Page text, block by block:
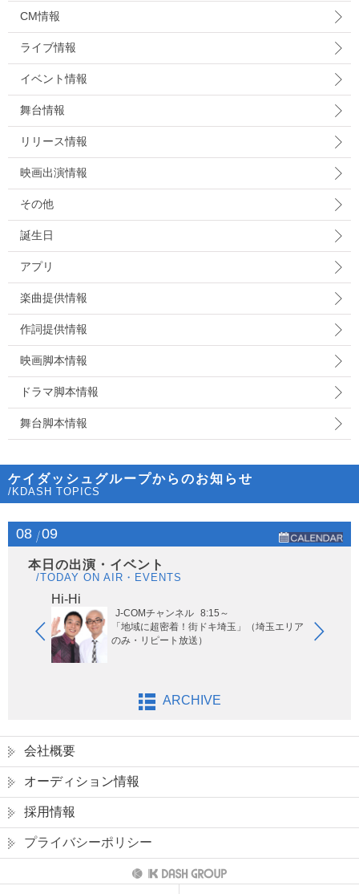
CM情報
ライブ情報
イベント情報
舞台情報
リリース情報
映画出演情報
その他
誕生日
アプリ
楽曲提供情報
作詞提供情報
映画脚本情報
ドラマ脚本情報
舞台脚本情報
ケイダッシュグループからのお知らせ
/KDASH TOPICS
08 09
本日の出演・イベント
/TODAY ON AIR・EVENTS
Hi-Hi
J-COMチャンネル 8:15～
「地域に超密着！街ドキ埼玉」（埼玉エリア
のみ・リピート放送）
ARCHIVE
会社概要
オーディション情報
採用情報
プライバシーポリシー